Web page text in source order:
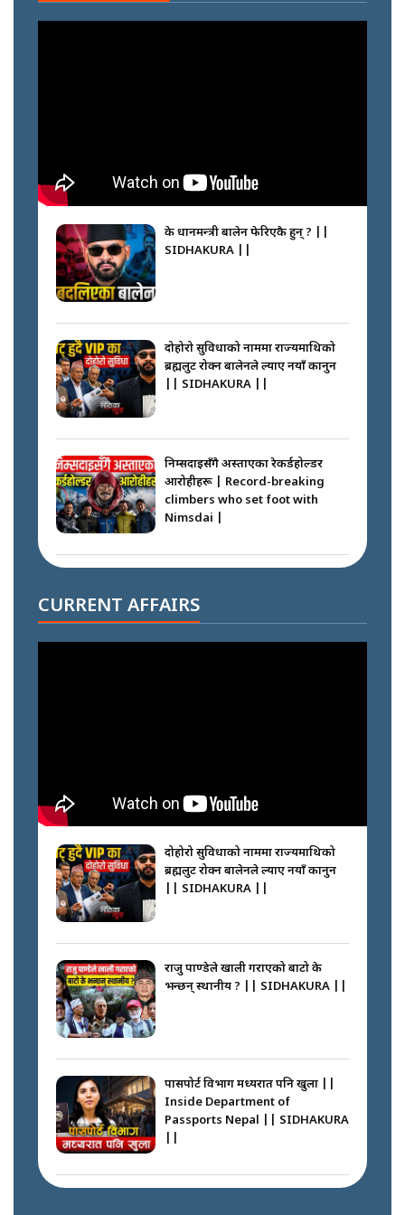
के प्रधानमन्त्री बालेन फेरिएकै हुन् ? ||
SIDHAKURA ||
दोहोरो सुविधाको नाममा राज्यमाथिको
ब्रह्मलुट रोक्न बालेनले ल्याए नयाँ कानुन
|| SIDHAKURA ||
निम्सदाइसँगै अस्ताएका रेकर्डहोल्डर
आरोहीहरू | Record-breaking
climbers who set foot with
Nimsdai |
अपराध श्रृङ्खला || SIDHAKURA ||
नेपालीलाई भरिया मात्र देख्ने दृष्टिकोण
बदलेका ‘निम्स दाई’ || SIDHAKURA
||
आगो निभाउने कि तेल थप्ने ? WHATS
HAPPENING IN MADHESH ? ||
भयो ? के के भयो ? || SUNSARI
CASE || SIDHAKURA || THE
REPORTER ||
प्रहरी ? Police repeatedly fail to
CURRENT AFFAIRS
दोहोरो सुविधाको नाममा राज्यमाथिको
ब्रह्मलुट रोक्न बालेनले ल्याए नयाँ कानुन
|| SIDHAKURA ||
राजु पाण्डेले खाली गराएको बाटो के
भन्छन् स्थानीय ? || SIDHAKURA ||
पासपोर्ट विभाग मध्यरात पनि खुला ||
Inside Department of
Passports Nepal || SIDHAKURA